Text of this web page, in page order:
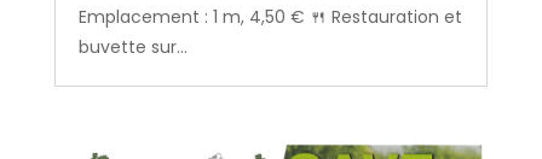
Emplacement : 1 m, 4,50 € 🍴 Restauration et
buvette sur...